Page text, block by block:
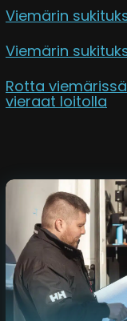
Viemärin
Viemärin
Rotta
vieraat loitolla